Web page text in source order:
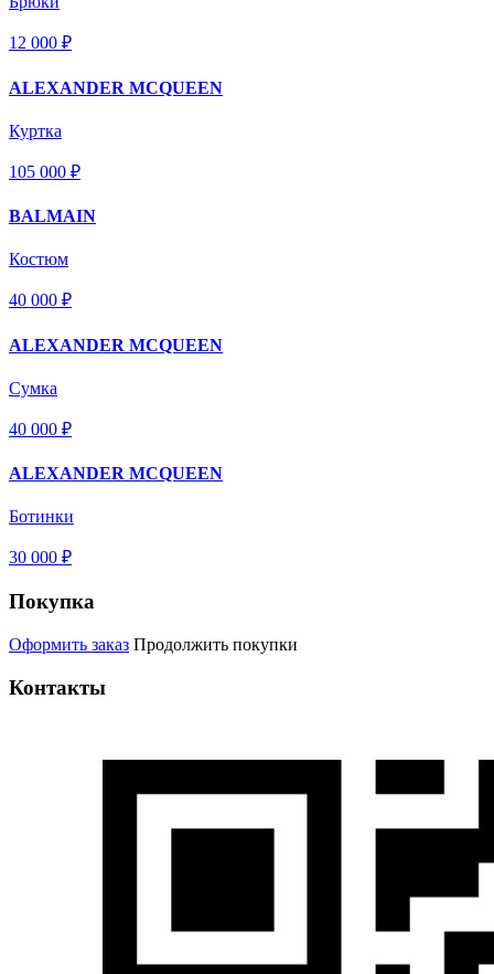
12 000 ₽
ALEXANDER MCQUEEN
Куртка
105 000 ₽
BALMAIN
Костюм
40 000 ₽
ALEXANDER MCQUEEN
Сумка
40 000 ₽
ALEXANDER MCQUEEN
Ботинки
30 000 ₽
Покупка
Оформить заказ Продолжить покупки
Контакты